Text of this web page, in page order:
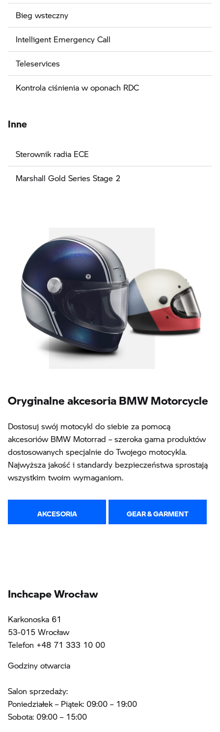
Bieg wsteczny
Intelligent Emergency Call
Teleservices
Kontrola ciśnienia w oponach RDC
Inne
Sterownik radia ECE
Marshall Gold Series Stage 2
Oryginalne akcesoria BMW Motorcycle
Dostosuj swój motocykl do siebie za pomocą
akcesoriów BMW Motorrad – szeroka gama produktów
dostosowanych specjalnie do Twojego motocykla.
Najwyższa jakość i standardy bezpieczeństwa sprostają
wszystkim twoim wymaganiom.
AKCESORIA GEAR & GARMENT
Inchcape Wrocław
Karkonoska 61
53-015 Wrocław
Telefon +48 71 333 10 00
Godziny otwarcia
Salon sprzedaży:
Poniedziałek – Piątek: 09:00 – 19:00
Sobota: 09:00 – 15:00